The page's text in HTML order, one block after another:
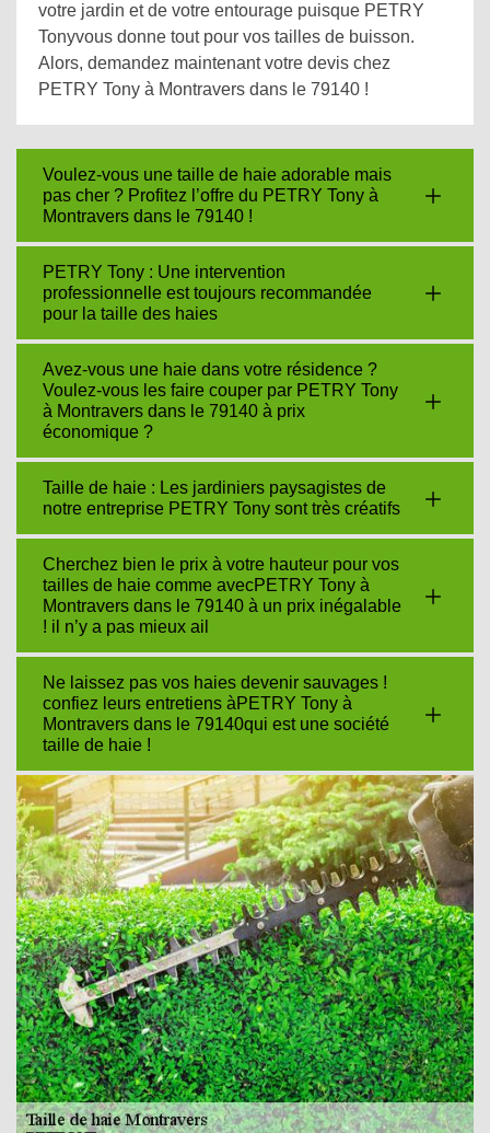
votre jardin et de votre entourage puisque PETRY
Tonyvous donne tout pour vos tailles de buisson.
Alors, demandez maintenant votre devis chez
PETRY Tony à Montravers dans le 79140 !
Voulez-vous une taille de haie adorable mais
pas cher ? Profitez l’offre du PETRY Tony à
Montravers dans le 79140 !
PETRY Tony : Une intervention
professionnelle est toujours recommandée
pour la taille des haies
Avez-vous une haie dans votre résidence ?
Voulez-vous les faire couper par PETRY Tony
à Montravers dans le 79140 à prix
économique ?
Taille de haie : Les jardiniers paysagistes de
notre entreprise PETRY Tony sont très créatifs
Cherchez bien le prix à votre hauteur pour vos
tailles de haie comme avecPETRY Tony à
Montravers dans le 79140 à un prix inégalable
! il n’y a pas mieux ail
Ne laissez pas vos haies devenir sauvages !
confiez leurs entretiens àPETRY Tony à
Montravers dans le 79140qui est une société
taille de haie !